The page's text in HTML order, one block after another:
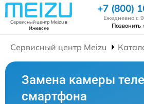
Сервисный центр Meizuв
Ижевске
+7 (800)
Ежедневно с
Позвонить
Сервисный центр Meizu
Замена камеры
смартфона